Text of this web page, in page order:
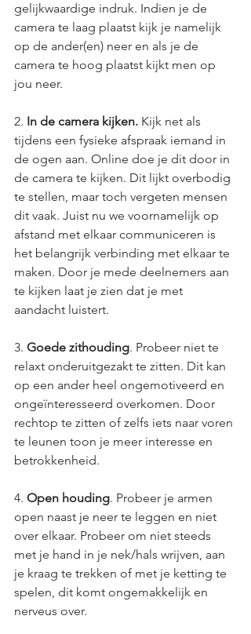
gelijkwaardige indruk. Indien je de
camera te laag plaatst kijk je namelijk
op de ander(en) neer en als je de
camera te hoog plaatst kijkt men op
jou neer.
2. In de camera kijken. Kijk net als
tijdens een fysieke afspraak iemand in
de ogen aan. Online doe je dit door in
de camera te kijken. Dit lijkt overbodig
te stellen, maar toch vergeten mensen
dit vaak. Juist nu we voornamelijk op
afstand met elkaar communiceren is
het belangrijk verbinding met elkaar te
maken. Door je mede deelnemers aan
te kijken laat je zien dat je met
aandacht luistert.
3. Goede zithouding. Probeer niet te
relaxt onderuitgezakt te zitten. Dit kan
op een ander heel ongemotiveerd en
ongeïnteresseerd overkomen. Door
rechtop te zitten of zelfs iets naar voren
te leunen toon je meer interesse en
betrokkenheid.
4. Open houding. Probeer je armen
open naast je neer te leggen en niet
over elkaar. Probeer om niet steeds
met je hand in je nek/hals wrijven, aan
je kraag te trekken of met je ketting te
spelen, dit komt ongemakkelijk en
nerveus over.